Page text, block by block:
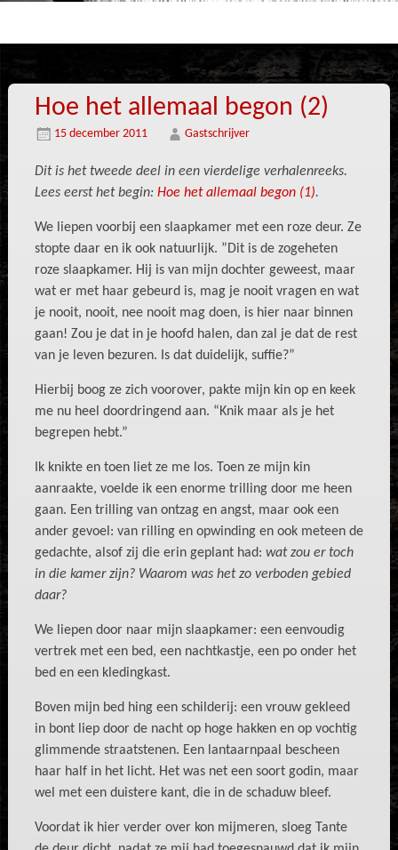
Hoe het allemaal begon (2)
15 december 2011 Gastschrijver
Dit is het tweede deel in een vierdelige verhalenreeks.
Lees eerst het begin: Hoe het allemaal begon (1).
We liepen voorbij een slaapkamer met een roze deur. Ze
stopte daar en ik ook natuurlijk. ”Dit is de zogeheten
roze slaapkamer. Hij is van mijn dochter geweest, maar
wat er met haar gebeurd is, mag je nooit vragen en wat
je nooit, nooit, nee nooit mag doen, is hier naar binnen
gaan! Zou je dat in je hoofd halen, dan zal je dat de rest
van je leven bezuren. Is dat duidelijk, suffie?”
Hierbij boog ze zich voorover, pakte mijn kin op en keek
me nu heel doordringend aan. “Knik maar als je het
begrepen hebt.”
Ik knikte en toen liet ze me los. Toen ze mijn kin
aanraakte, voelde ik een enorme trilling door me heen
gaan. Een trilling van ontzag en angst, maar ook een
ander gevoel: van rilling en opwinding en ook meteen de
gedachte, alsof zij die erin geplant had: wat zou er toch
in die kamer zijn? Waarom was het zo verboden gebied
daar?
We liepen door naar mijn slaapkamer: een eenvoudig
vertrek met een bed, een nachtkastje, een po onder het
bed en een kledingkast.
Boven mijn bed hing een schilderij: een vrouw gekleed
in bont liep door de nacht op hoge hakken en op vochtig
glimmende straatstenen. Een lantaarnpaal bescheen
haar half in het licht. Het was net een soort godin, maar
wel met een duistere kant, die in de schaduw bleef.
Voordat ik hier verder over kon mijmeren, sloeg Tante